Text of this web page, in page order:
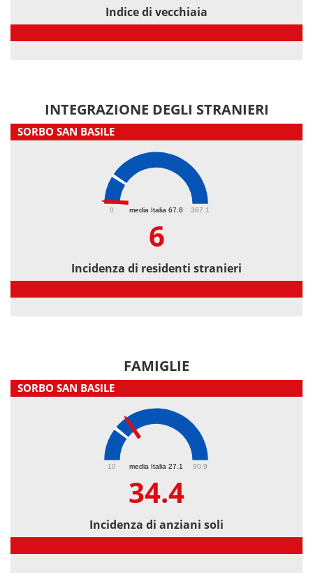
Indice di vecchiaia
INTEGRAZIONE DEGLI STRANIERI
SORBO SAN BASILE
media Italia 67.8
0 367.1
6
Incidenza di residenti stranieri
FAMIGLIE
SORBO SAN BASILE
media Italia 27.1
10 90.9
34.4
Incidenza di anziani soli